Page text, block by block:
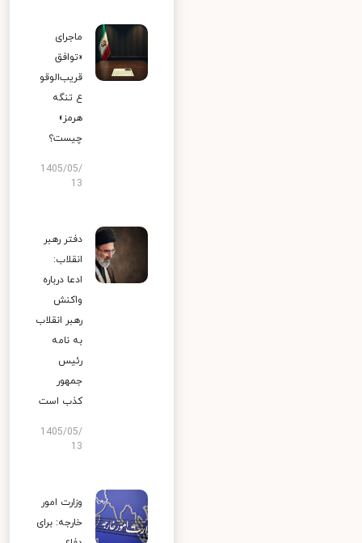
ماجرای
«توافق
قریب‌الوقو
ع تنگه
هرمز»
چیست؟
1405/05/
13
دفتر رهبر
انقلاب:
ادعا درباره
واکنش
رهبر انقلاب
به نامه
رئیس
جمهور
کذب است
1405/05/
13
وزارت امور
خارجه: برای